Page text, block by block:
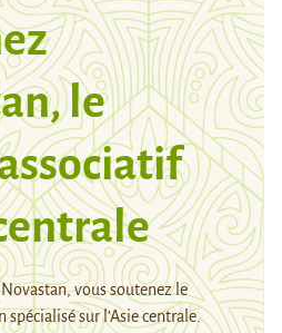
le
vous soutenez le
spécialisé sur l’Asie centrale.